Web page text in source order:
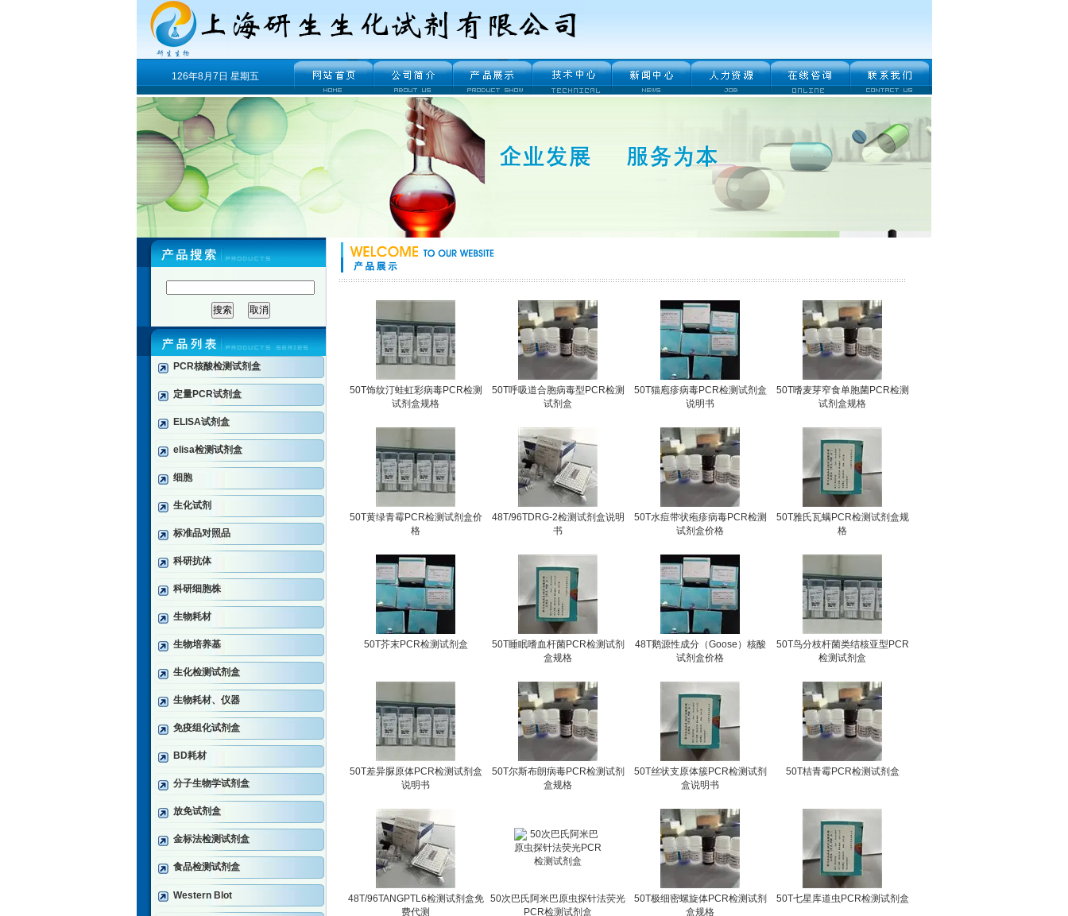
126年8月7日 星期五
PCR核酸检测试剂盒
定量PCR试剂盒
ELISA试剂盒
elisa检测试剂盒
细胞
生化试剂
标准品对照品
科研抗体
科研细胞株
生物耗材
生物培养基
生化检测试剂盒
生物耗材、仪器
免疫组化试剂盒
BD耗材
分子生物学试剂盒
放免试剂盒
金标法检测试剂盒
食品检测试剂盒
Western Blot
50T饰纹汀蛙虹彩病毒PCR检测
试剂盒规格
50T呼吸道合胞病毒型PCR检测
试剂盒
50T猫庖疹病毒PCR检测试剂盒
说明书
50T嗜麦芽窄食单胞菌PCR检测
试剂盒规格
50T黄绿青霉PCR检测试剂盒价
格
48T/96TDRG-2检测试剂盒说明
书
50T水痘带状疱疹病毒PCR检测
试剂盒价格
50T雅氏瓦螨PCR检测试剂盒规
格
50T芥末PCR检测试剂盒
50T睡眠嗜血杆菌PCR检测试剂
盒规格
48T鹅源性成分（Goose）核酸
试剂盒价格
50T鸟分枝杆菌类结核亚型PCR
检测试剂盒
50T差异脲原体PCR检测试剂盒
说明书
50T尔斯布朗病毒PCR检测试剂
盒规格
50T丝状支原体簇PCR检测试剂
盒说明书
50T桔青霉PCR检测试剂盒
48T/96TANGPTL6检测试剂盒免
费代测
50次巴氏阿米巴原虫探针法荧光
PCR检测试剂盒
50T极细密螺旋体PCR检测试剂
盒规格
50T七星库道虫PCR检测试剂盒